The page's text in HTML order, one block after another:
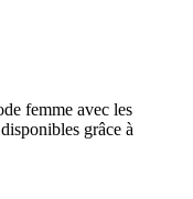
femme avec les
grâce à